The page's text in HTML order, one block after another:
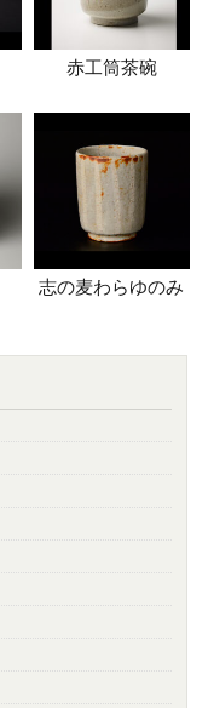
赤工筒茶碗
志の麦わらゆのみ